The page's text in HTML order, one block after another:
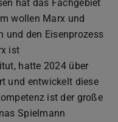
hat das Fachgebiet
wollen Marx und
und den Eisenprozess
ist
hatte 2024 über
und entwickelt diese
ist der große
Spielmann